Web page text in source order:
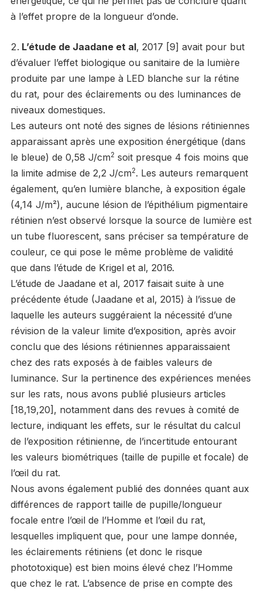
à l’effet propre de la longueur d’onde.
L’étude de Jaadane et al, 2017 [9] avait pour but
d’évaluer l’effet biologique ou sanitaire de la lumière
produite par une lampe à LED blanche sur la rétine
du rat, pour des éclairements ou des luminances de
niveaux domestiques.
Les auteurs ont noté des signes de lésions rétiniennes
apparaissant après une exposition énergétique (dans
le bleue) de 0,58 J/cm2 soit presque 4 fois moins que
la limite admise de 2,2 J/cm2. Les auteurs remarquent
également, qu’en lumière blanche, à exposition égale
(4,14 J/m²), aucune lésion de l’épithélium pigmentaire
rétinien n’est observé lorsque la source de lumière est
un tube fluorescent, sans préciser sa température de
couleur, ce qui pose le même problème de validité
que dans l’étude de Krigel et al, 2016.
L’étude de Jaadane et al, 2017 faisait suite à une
précédente étude (Jaadane et al, 2015) à l’issue de
laquelle les auteurs suggéraient la nécessité d’une
révision de la valeur limite d’exposition, après avoir
conclu que des lésions rétiniennes apparaissaient
chez des rats exposés à de faibles valeurs de
luminance. Sur la pertinence des expériences menées
sur les rats, nous avons publié plusieurs articles
[18,19,20], notamment dans des revues à comité de
lecture, indiquant les effets, sur le résultat du calcul
de l’exposition rétinienne, de l’incertitude entourant
les valeurs biométriques (taille de pupille et focale) de
l’œil du rat.
Nous avons également publié des données quant aux
différences de rapport taille de pupille/longueur
focale entre l’œil de l’Homme et l’œil du rat,
lesquelles impliquent que, pour une lampe donnée,
les éclairements rétiniens (et donc le risque
phototoxique) est bien moins élevé chez l’Homme
que chez le rat. L’absence de prise en compte des